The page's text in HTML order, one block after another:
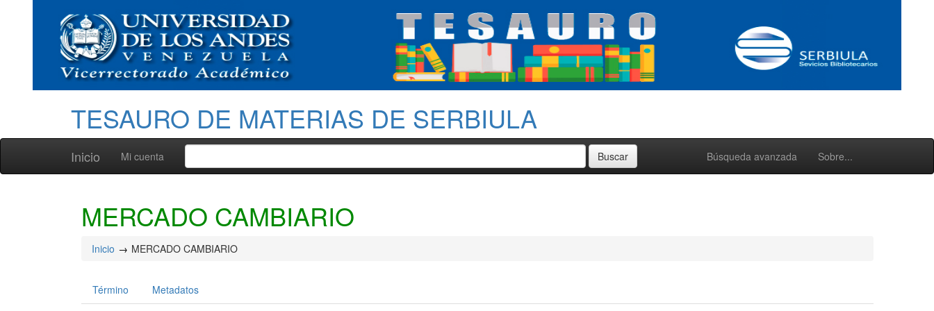
TESAURO DE MATERIAS DE SERBIULA
Inicio Búsqueda avanzada Sobre...
Mi cuenta
MERCADO CAMBIARIO
Inicio MERCADO CAMBIARIO
Término Metadatos